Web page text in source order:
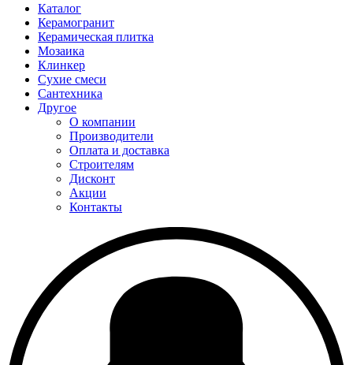
Каталог
Керамогранит
Керамическая плитка
Мозаика
Клинкер
Сухие смеси
Сантехника
Другое
О компании
Производители
Оплата и доставка
Строителям
Дисконт
Акции
Контакты